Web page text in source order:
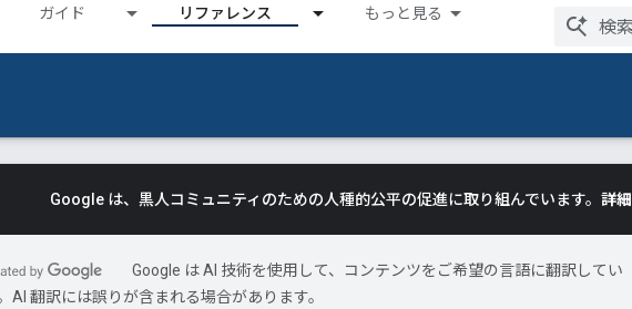
ガイド リファレンス もっと見る
Google は、黒人コミュニティのための人種的公平の促進に取り組んでいます。 詳細
Google は AI 技術を使用して、コンテンツをご希望の言語に翻訳してい
AI 翻訳には誤りが含まれる場合があります。